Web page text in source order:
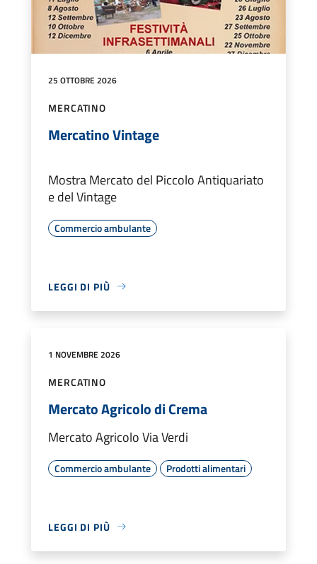
25 OTTOBRE 2026
MERCATINO
Mercatino Vintage
Mostra Mercato del Piccolo Antiquariato
e del Vintage
Commercio ambulante
LEGGI DI PIÙ
1 NOVEMBRE 2026
MERCATINO
Mercato Agricolo di Crema
Mercato Agricolo Via Verdi
Commercio ambulante Prodotti alimentari
LEGGI DI PIÙ